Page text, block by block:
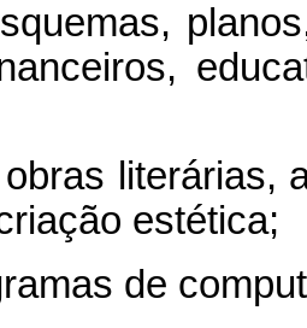
literárias,
estética;
de